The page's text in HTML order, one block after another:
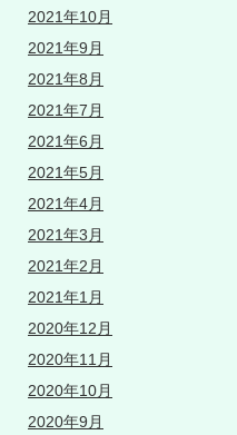
2021年10月
2021年9月
2021年8月
2021年7月
2021年6月
2021年5月
2021年4月
2021年3月
2021年2月
2021年1月
2020年12月
2020年11月
2020年10月
2020年9月